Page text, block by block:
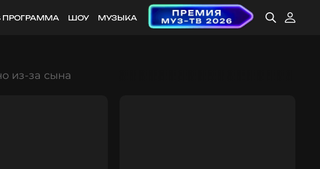
ПРОГРАММА ШОУ МУЗЫКА
из-за сына